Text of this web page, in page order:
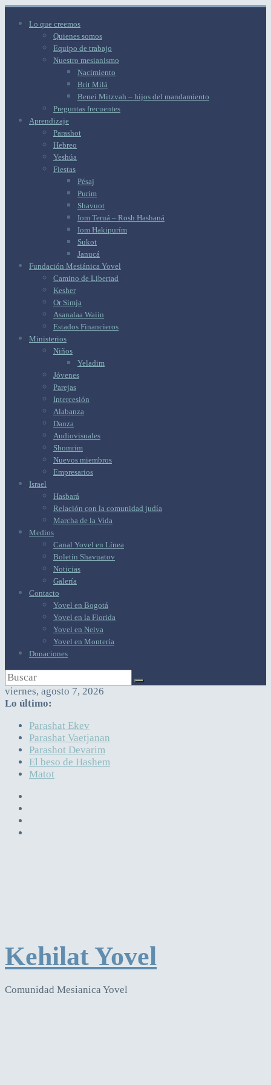
Lo que creemos
Quienes somos
Equipo de trabajo
Nuestro mesianismo
Nacimiento
Brit Milá
Benei Mitzvah – hijos del mandamiento
Preguntas frecuentes
Aprendizaje
Parashot
Hebreo
Yeshúa
Fiestas
Pésaj
Purim
Shavuot
Iom Teruá – Rosh Hashaná
Iom Hakipurím
Sukot
Janucá
Fundación Mesiánica Yovel
Camino de Libertad
Kesher
Or Simja
Asanalaa Waiin
Estados Financieros
Ministerios
Niños
Yeladim
Jóvenes
Parejas
Intercesión
Alabanza
Danza
Audiovisuales
Shomrim
Nuevos miembros
Empresarios
Israel
Hasbará
Relación con la comunidad judía
Marcha de la Vida
Medios
Canal Yovel en Línea
Boletín Shavuatov
Noticias
Galería
Contacto
Yovel en Bogotá
Yovel en la Florida
Yovel en Neiva
Yovel en Montería
Donaciones
viernes, agosto 7, 2026
Lo último:
Parashat Ekev
Parashat Vaetjanan
Parashot Devarim
El beso de Hashem
Matot
Kehilat Yovel
Comunidad Mesianica Yovel